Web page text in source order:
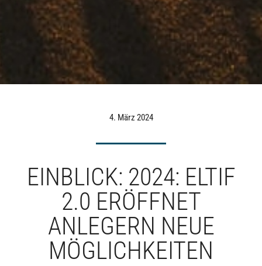
4. März 2024
EINBLICK: 2024: ELTIF
2.0 ERÖFFNET
ANLEGERN NEUE
MÖGLICHKEITEN